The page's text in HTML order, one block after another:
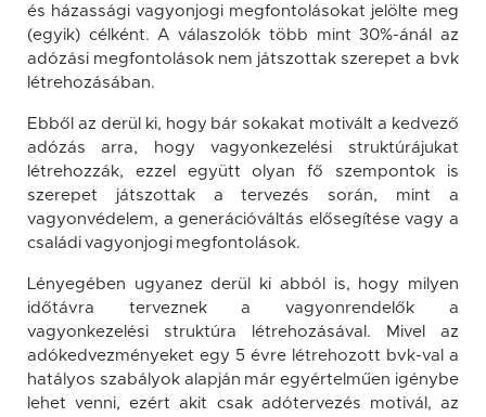
és házassági vagyonjogi megfontolásokat jelölte meg
(egyik) célként. A válaszolók több mint 30%-ánál az
adózási megfontolások nem játszottak szerepet a bvk
létrehozásában.
Ebből az derül ki, hogy bár sokakat motivált a kedvező
adózás arra, hogy vagyonkezelési struktúrájukat
létrehozzák, ezzel együtt olyan fő szempontok is
szerepet játszottak a tervezés során, mint a
vagyonvédelem, a generációváltás elősegítése vagy a
családi vagyonjogi megfontolások.
Lényegében ugyanez derül ki abból is, hogy milyen
időtávra terveznek a vagyonrendelők a
vagyonkezelési struktúra létrehozásával. Mivel az
adókedvezményeket egy 5 évre létrehozott bvk-val a
hatályos szabályok alapján már egyértelműen igénybe
lehet venni, ezért akit csak adótervezés motivál, az